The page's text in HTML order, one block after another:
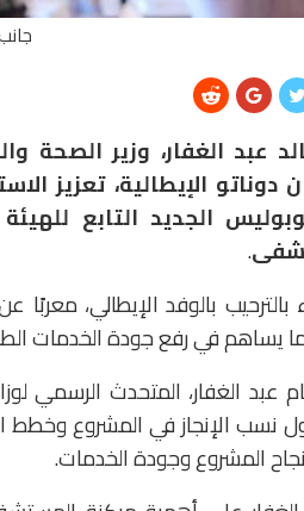
عبد الغفار، وزير
الإيطالية، تعزيز
الجديد التابع
.
بالترحيب بالوفد الإيطالي،
يساهم في رفع جودة الخدمات
عبد الغفار، المتحدث الرسمي
نسب الإنجاز في المشروع وخطط
المشروع وجودة الخدمات.